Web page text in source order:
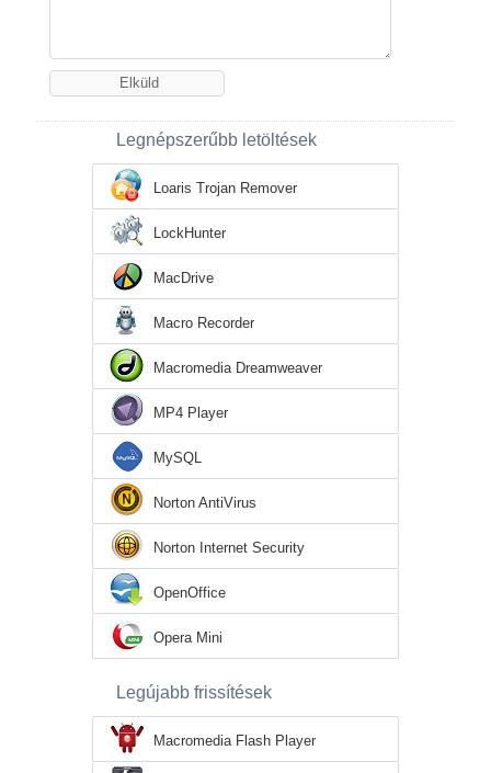
Legnépszerűbb letöltések
Loaris Trojan Remover
LockHunter
MacDrive
Macro Recorder
Macromedia Dreamweaver
MP4 Player
MySQL
Norton AntiVirus
Norton Internet Security
OpenOffice
Opera Mini
Legújabb frissítések
Macromedia Flash Player